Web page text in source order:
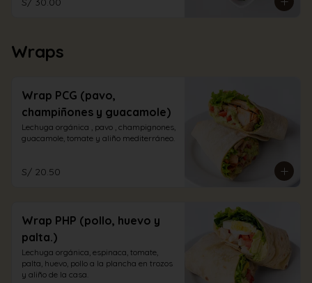
Wraps
Wrap PCG (pavo,
champiñones y guacamole)
Lechuga orgánica , pavo , champignones,
guacamole, tomate y aliño mediterráneo.
S/ 20.50
Wrap PHP (pollo, huevo y
palta.)
Lechuga orgánica, espinaca, tomate,
palta, huevo, pollo a la plancha en trozos
y aliño de la casa.